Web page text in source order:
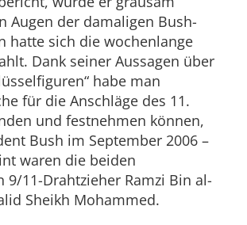
Augen der damaligen Bush-
hatte sich die wochenlange
Dank seiner Aussagen über
habe man
für die Anschläge des 11.
und festnehmen können,
Bush im September 2006 –
waren die beiden
9/11-Drahtzieher Ramzi Bin al-
Sheikh Mohammed.